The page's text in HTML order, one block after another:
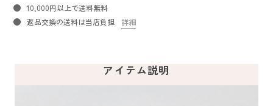
10,000円以上で送料無料
返品交換の送料は当店負担
詳細
アイテム説明